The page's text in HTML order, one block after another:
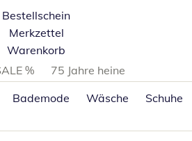
Bestellschein
Merkzettel
Warenkorb
%
75 Jahre heine
Bademode Wäsche Schuhe